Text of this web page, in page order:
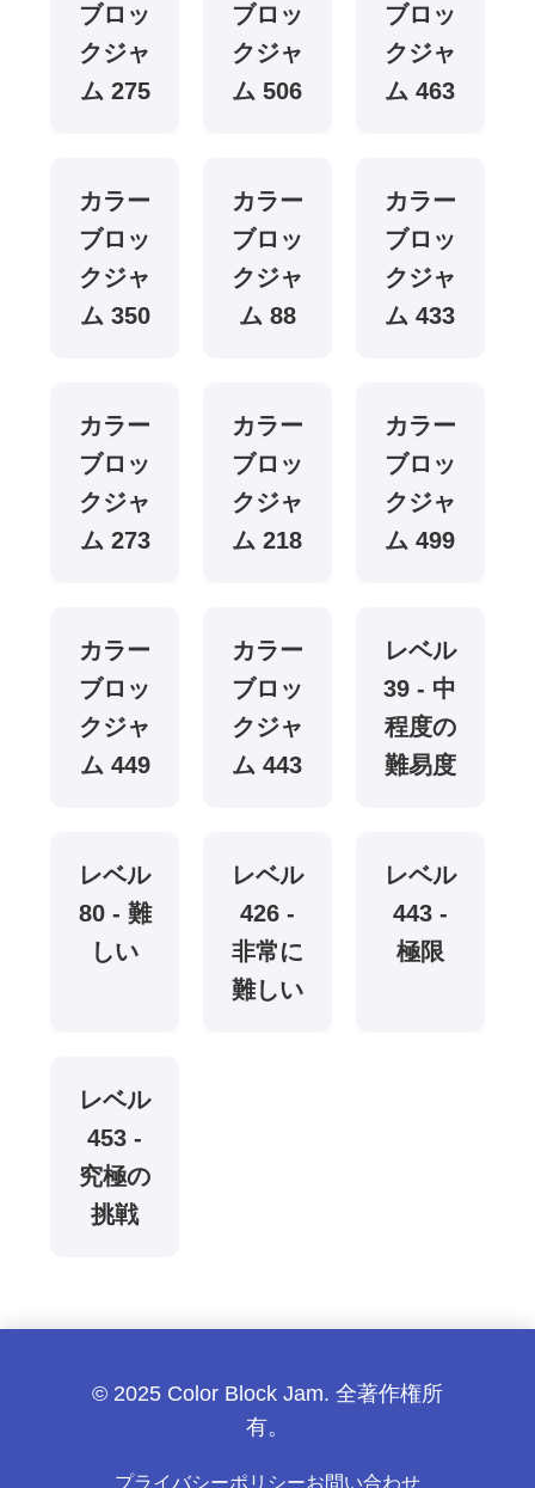
ブロッ
クジャ
ム 275
ブロッ
クジャ
ム 506
ブロッ
クジャ
ム 463
カラー
ブロッ
クジャ
ム 350
カラー
ブロッ
クジャ
ム 88
カラー
ブロッ
クジャ
ム 433
カラー
ブロッ
クジャ
ム 273
カラー
ブロッ
クジャ
ム 218
カラー
ブロッ
クジャ
ム 499
カラー
ブロッ
クジャ
ム 449
カラー
ブロッ
クジャ
ム 443
レベル
39 - 中
程度の
難易度
レベル
80 - 難
しい
レベル
426 -
非常に
難しい
レベル
443 -
極限
レベル
453 -
究極の
挑戦
© 2025 Color Block Jam. 全著作権所
有。
プライバシーポリシーお問い合わせ